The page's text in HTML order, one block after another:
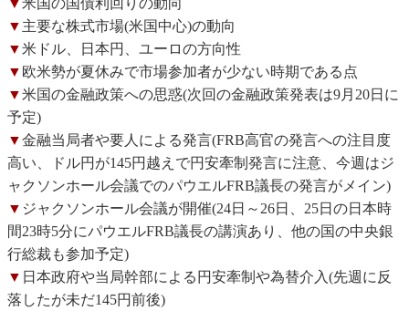
▼米国の国債利回りの動向
▼ 主要な株式市場(米国中心)の動向
▼米ドル、日本円、ユーロの方向性
▼ 欧米勢が夏休みで市場参加者が少ない時期である点
▼米国の金融政策への思惑(次回の金融政策発表は9月20日に
予定)
▼金融当局者や要人による発言(FRB高官の発言への注目度
高い、ドル円が145円越えで円安牽制発言に注意、今週はジ
ャクソンホール会議でのパウエルFRB議長の発言がメイン)
▼ ジャクソンホール会議が開催(24日～26日、25日の日本時
間23時5分にパウエルFRB議長の講演あり、他の国の中央銀
行総裁も参加予定)
▼ 日本政府や当局幹部による円安牽制や為替介入(先週に反
落したが未だ145円前後)